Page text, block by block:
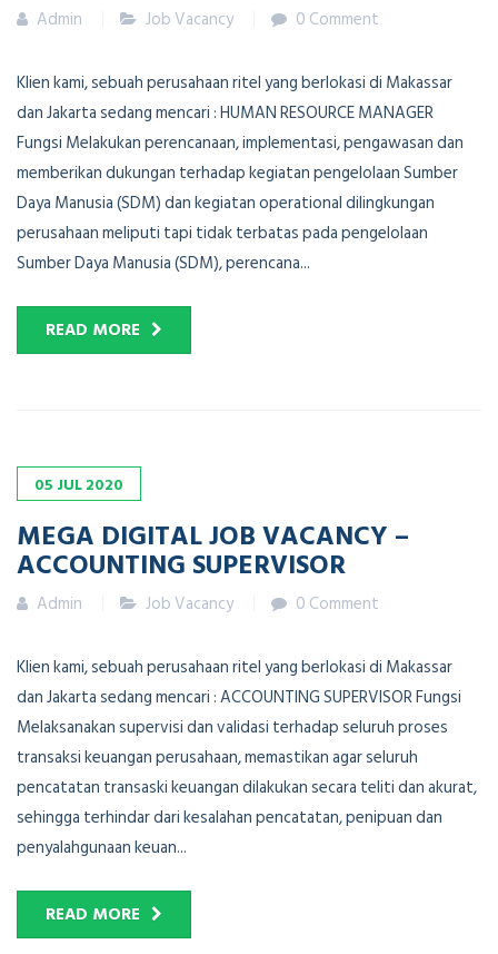
Admin Job Vacancy 0 Comment
Klien kami, sebuah perusahaan ritel yang berlokasi di Makassar
dan Jakarta sedang mencari : HUMAN RESOURCE MANAGER
Fungsi Melakukan perencanaan, implementasi, pengawasan dan
memberikan dukungan terhadap kegiatan pengelolaan Sumber
Daya Manusia (SDM) dan kegiatan operational dilingkungan
perusahaan meliputi tapi tidak terbatas pada pengelolaan
Sumber Daya Manusia (SDM), perencana...
READ MORE
05 JUL2020
MEGA DIGITAL JOB VACANCY –
ACCOUNTING SUPERVISOR
Admin Job Vacancy 0 Comment
Klien kami, sebuah perusahaan ritel yang berlokasi di Makassar
dan Jakarta sedang mencari : ACCOUNTING SUPERVISOR Fungsi
Melaksanakan supervisi dan validasi terhadap seluruh proses
transaksi keuangan perusahaan, memastikan agar seluruh
pencatatan transaski keuangan dilakukan secara teliti dan akurat,
sehingga terhindar dari kesalahan pencatatan, penipuan dan
penyalahgunaan keuan...
READ MORE